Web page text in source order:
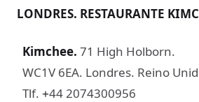
LONDRES. RESTAURANTE
Kimchee. 71 High Holborn.
WC1V 6EA. Londres. Reino
Tlf. +44 2074300956